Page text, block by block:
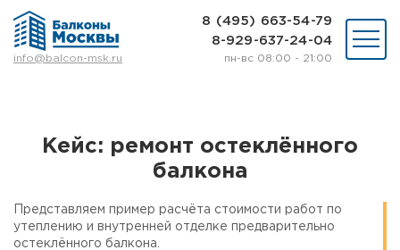
info@balcon-msk.ru
8 (495) 663-54-79
8-929-637-24-04
пн-вс 08:00 - 21:00
Отделка
Цены
Примеры работ
Кейс: ремонт остеклённого
балкона
Представляем пример расчёта стоимости работ по
утеплению и внутренней отделке предварительно
остеклённого балкона.